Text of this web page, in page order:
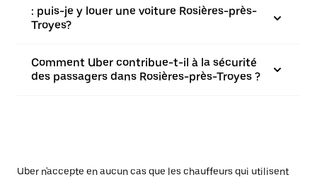
: puis-je y louer une voiture Rosières-près-
Troyes?
Comment Uber contribue-t-il à la sécurité
des passagers dans Rosières-près-Troyes ?
Uber n'accepte en aucun cas que les chauffeurs qui utilisent